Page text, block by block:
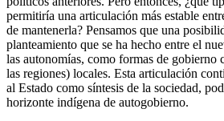
permitiría una articulación más estable
de mantenerla? Pensamos que una
planteamiento que se ha hecho entre el
las autonomías, como formas de gobierno
las regiones) locales. Esta articulación
al Estado como síntesis de la sociedad,
horizonte indígena de autogobierno.